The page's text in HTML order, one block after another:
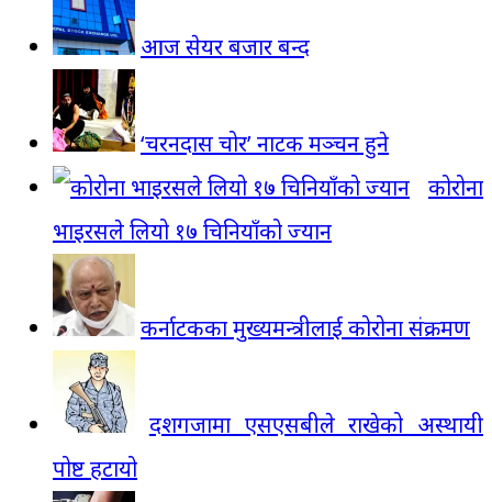
आज सेयर बजार बन्द
‘चरनदास चोर’ नाटक मञ्चन हुने
कोरोना
भाइरसले लियो १७ चिनियाँको ज्यान
कर्नाटकका मुख्यमन्त्रीलाई कोरोना संक्रमण
दशगजामा एसएसबीले राखेको अस्थायी
पोष्ट हटायो